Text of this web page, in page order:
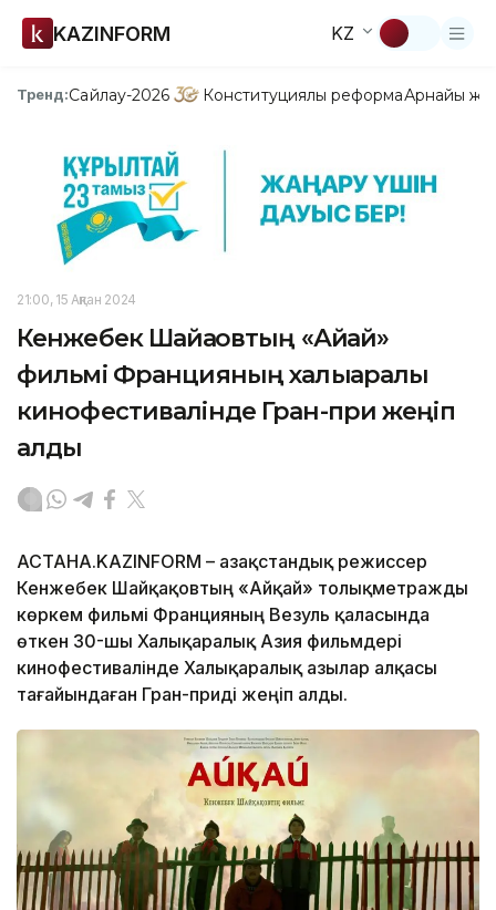
KAZINFORM KZ
Тренд:Сайлау-2026 Конституциялық реформаАрнайы
21:00, 15 Ақпан 2024
Кенжебек Шайқақовтың «Айқай»
фильмі Францияның халықаралық
кинофестивалінде Гран-при жеңіп
алды
АСТАНА.KAZINFORM – Қазақстандық режиссер
Кенжебек Шайқақовтың «Айқай» толықметражды
көркем фильмі Францияның Везуль қаласында
өткен 30-шы Халықаралық Азия фильмдері
кинофестивалінде Халықаралық Қазылар алқасы
тағайындаған Гран-приді жеңіп алды.